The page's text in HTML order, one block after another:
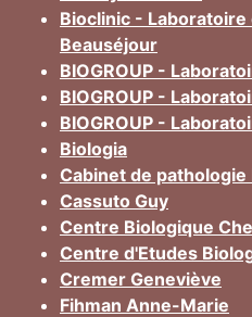
Bioclinic -
Beauséjour
BIOGROUP -
BIOGROUP -
BIOGROUP -
Biologia
Cabinet de
Cassuto Guy
Centre Biologique
Centre d'Etudes
Cremer Geneviève
Fihman Anne-Marie